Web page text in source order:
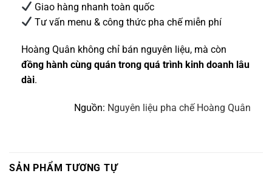
Giao hàng nhanh toàn quốc
Tư vấn menu & công thức pha chế miễn phí
Hoàng Quân không chỉ bán nguyên liệu, mà còn
đồng hành cùng quán trong quá trình kinh doanh lâu
dài.
Nguồn: Nguyên liệu pha chế Hoàng Quân
SẢN PHẨM TƯƠNG TỰ